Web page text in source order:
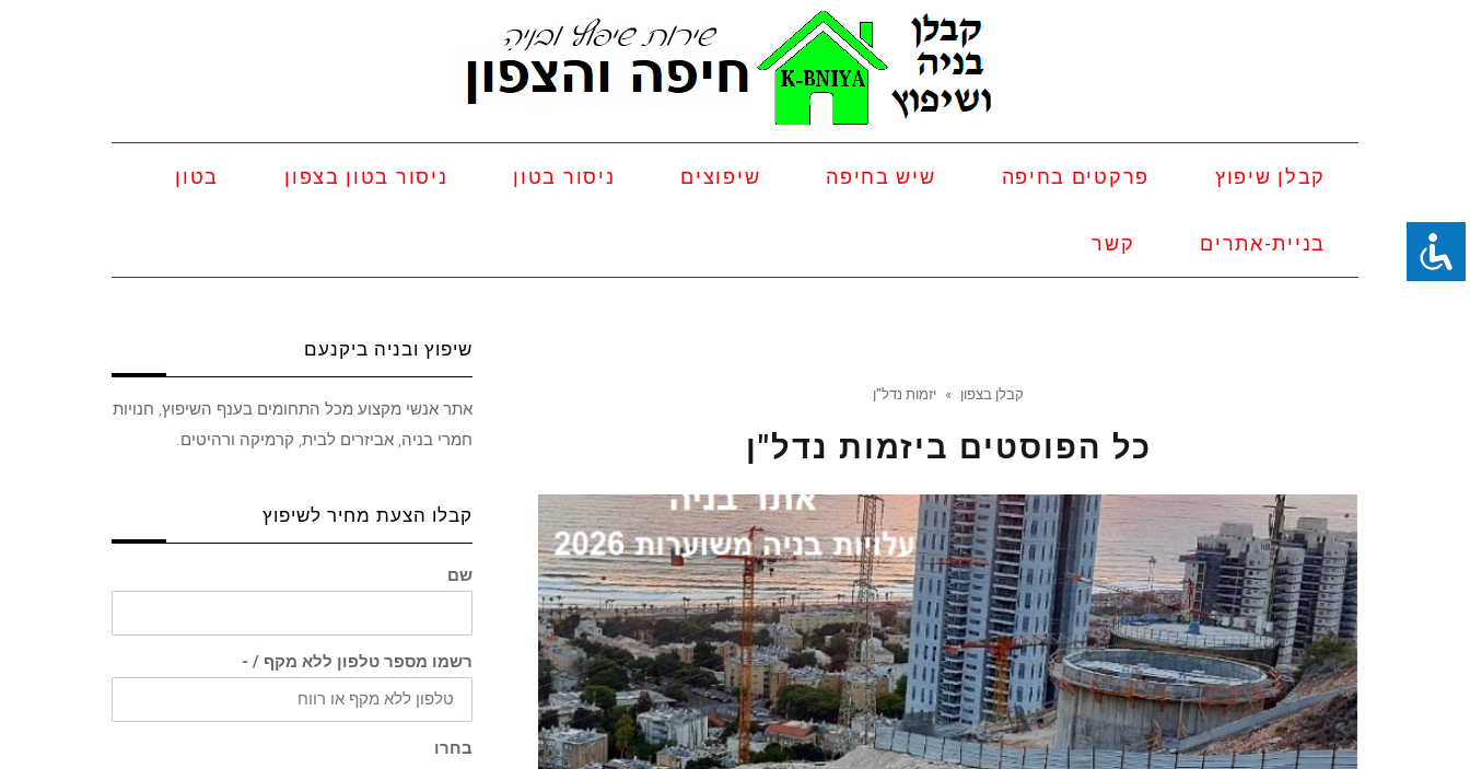
קבלן שיפוץ פרקטים בחיפה שיש בחיפה שיפוצים ניסור בטון ניסור בטון בצפון בטון
בניית-אתרים קשר
קבלן בצפון » יזמות נדל"ן
כל הפוסטים ביזמות נדל"ן
שיפוץ ובניה ביקנעם
אתר אנשי מקצוע מכל התחומים בענף השיפוץ, חנויות
חמרי בניה, אביזרים לבית, קרמיקה ורהיטים.
קבלו הצעת מחיר לשיפוץ
שם
רשמו מספר טלפון ללא מקף / -
בחרו